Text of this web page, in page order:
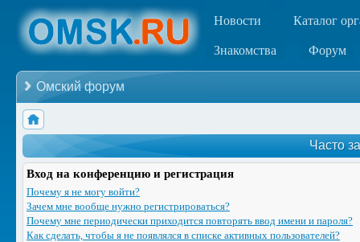
Новости Каталог
Знакомства Форум
Омский форум
Часто
Вход на конференцию и регистрация
Почему я не могу войти?
Зачем мне вообще нужно регистрироваться?
Почему мне периодически приходится повторять ввод имени и пароля?
Как сделать, чтобы я не появлялся в списке активных пользователей?